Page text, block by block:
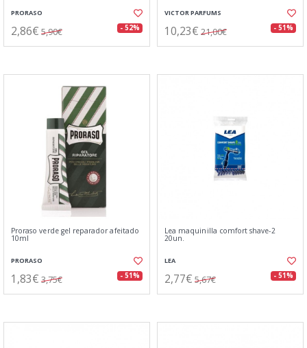
PRORASO
2,86€ 5,90€ - 52%
VICTOR PARFUMS
10,23€ 21,00€ - 51%
Proraso verde gel reparador afeitado
10ml
PRORASO
1,83€ 3,75€ - 51%
Lea maquinilla comfort shave-2
20un.
LEA
2,77€ 5,67€ - 51%